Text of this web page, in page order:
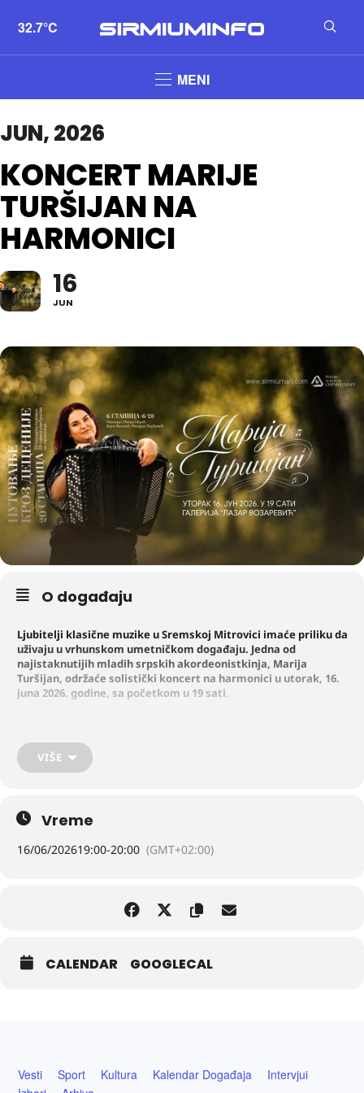
32.7°C
MENI
JUN, 2026
KONCERT MARIJE
TURŠIJAN NA
HARMONICI
16
JUN
O događaju
Ljubitelji klasične muzike u Sremskoj Mitrovici imaće priliku da
uživaju u vrhunskom umetničkom događaju. Jedna od
najistaknutijih mladih srpskih akordeonistkinja, Marija
Turšijan, održaće solistički koncert na harmonici u utorak, 16.
juna 2026. godine, sa početkom u 19 sati.
Ovaj izuzetan kulturni događaj biće upriličen u prelepom ambijentu
Galerije „Lazar Vozarević
Dimitrij Šostakovič
VIŠE
Vreme
16/06/202619:00-20:00 (GMT+02:00)
CALENDAR GOOGLECAL
Vesti Sport Kultura Kalendar Događaja
Intervjui